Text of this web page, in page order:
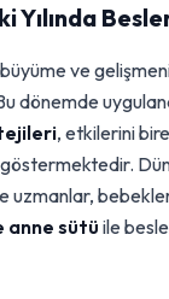
Yılında
büyüme ve
dönemde
, etkilerini
uzmanlar,
anne sütü ile